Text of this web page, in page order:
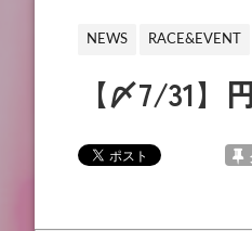
NEWS RACE&EVENT
【〆7/31